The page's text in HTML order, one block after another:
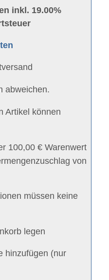
inkl. 19.00%
abweichen.
Artikel können
100,00 € Warenwert
von
müssen keine
legen
hinzufügen (nur